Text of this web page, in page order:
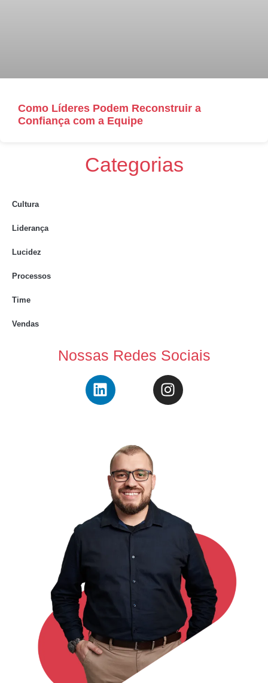
Como Líderes Podem Reconstruir a
Confiança com a Equipe
Categorias
Cultura
Liderança
Lucidez
Processos
Time
Vendas
Nossas Redes Sociais